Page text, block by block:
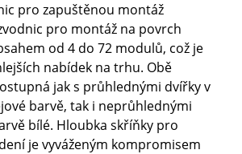
pro zapuštěnou montáž
pro montáž na povrch
od 4 do 72 modulů, což je
nabídek na trhu. Obě
jak s průhlednými dvířky v
barvě, tak i neprůhlednými
bílé. Hloubka skříňky pro
je vyváženým kompromisem